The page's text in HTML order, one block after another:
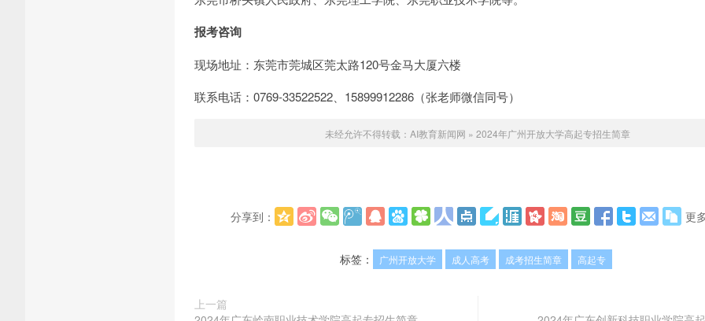
报考咨询
现场地址：东莞市莞城区莞太路120号金马大厦六楼
联系电话：0769-33522522、15899912286（张老师微信同号）
未经允许不得转载： AI教育新闻网 » 2024年广州开放大学高起专招生简章
分享到： 更
标签： 广州开放大学 成人高考 成考招生简章 高起专
上一篇